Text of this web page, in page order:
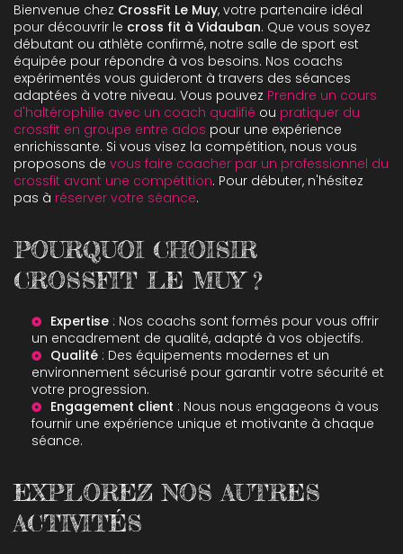
Bienvenue chez CrossFit Le Muy, votre partenaire idéal
pour découvrir le cross fit à Vidauban. Que vous soyez
débutant ou athlète confirmé, notre salle de sport est
équipée pour répondre à vos besoins. Nos coachs
expérimentés vous guideront à travers des séances
adaptées à votre niveau. Vous pouvez Prendre un cours
d'haltérophilie avec un coach qualifié ou pratiquer du
crossfit en groupe entre ados pour une expérience
enrichissante. Si vous visez la compétition, nous vous
proposons de vous faire coacher par un professionnel du
crossfit avant une compétition. Pour débuter, n'hésitez
pas à réserver votre séance.
POURQUOI CHOISIR
CROSSFIT LE MUY ?
Expertise : Nos coachs sont formés pour vous offrir
un encadrement de qualité, adapté à vos objectifs.
Qualité : Des équipements modernes et un
environnement sécurisé pour garantir votre sécurité et
votre progression.
Engagement client : Nous nous engageons à vous
fournir une expérience unique et motivante à chaque
séance.
EXPLOREZ NOS AUTRES
ACTIVITÉS